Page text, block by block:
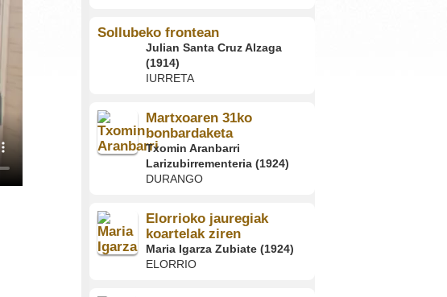
Sollubeko frontean
Julian Santa Cruz Alzaga
(1914)
IURRETA
Martxoaren 31ko
bonbardaketa
Txomin Aranbarri
Larizubirrementeria (1924)
DURANGO
Elorrioko jauregiak
koartelak ziren
Maria Igarza Zubiate (1924)
ELORRIO